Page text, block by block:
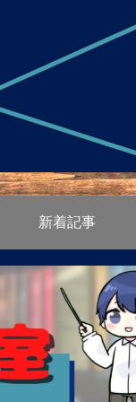
新着記事